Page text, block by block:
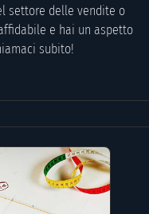
settore delle vendite o
e hai un aspetto
subito!